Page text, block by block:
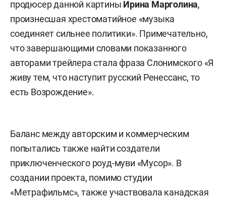
продюсер данной картины Ирина Марголина,
произнесшая хрестоматийное «музыка
соединяет сильнее политики». Примечательно,
что завершающими словами показанного
авторами трейлера стала фраза Слонимского «Я
живу тем, что наступит русский Ренессанс, то
есть Возрождение».
Баланс между авторским и коммерческим
попытались также найти создатели
приключенческого роуд-муви «Мусор». В
создании проекта, помимо студии
«Метрафильмс», также участвовала канадская